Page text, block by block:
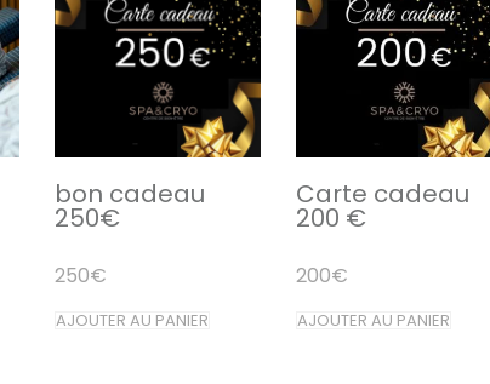
bon cadeau
250€
250€
AJOUTER AU PANIER
Carte cadeau
200 €
200€
AJOUTER AU PANIER